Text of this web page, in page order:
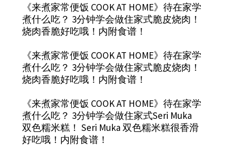
《来煮家常便饭 COOK AT HOME》待在家学
煮什么吃？ 3分钟学会做住家式脆皮烧肉！
烧肉香脆好吃哦！内附食谱！
《来煮家常便饭 COOK AT HOME》待在家学
煮什么吃？ 3分钟学会做住家式脆皮烧肉！
烧肉香脆好吃哦！内附食谱！
《来煮家常便饭 COOK AT HOME》待在家学
煮什么吃？ 3分钟学会做住家式Seri Muka
双色糯米糕！ Seri Muka 双色糯米糕很香滑
好吃哦！内附食谱！